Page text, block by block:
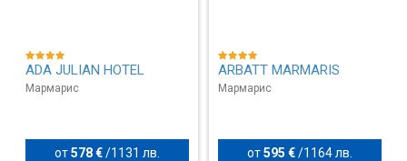
ADA JULIAN HOTEL
Мармарис
от578 € / 1131 лв.
ARBATT MARMARIS
Мармарис
от595 €/ 1164 лв.